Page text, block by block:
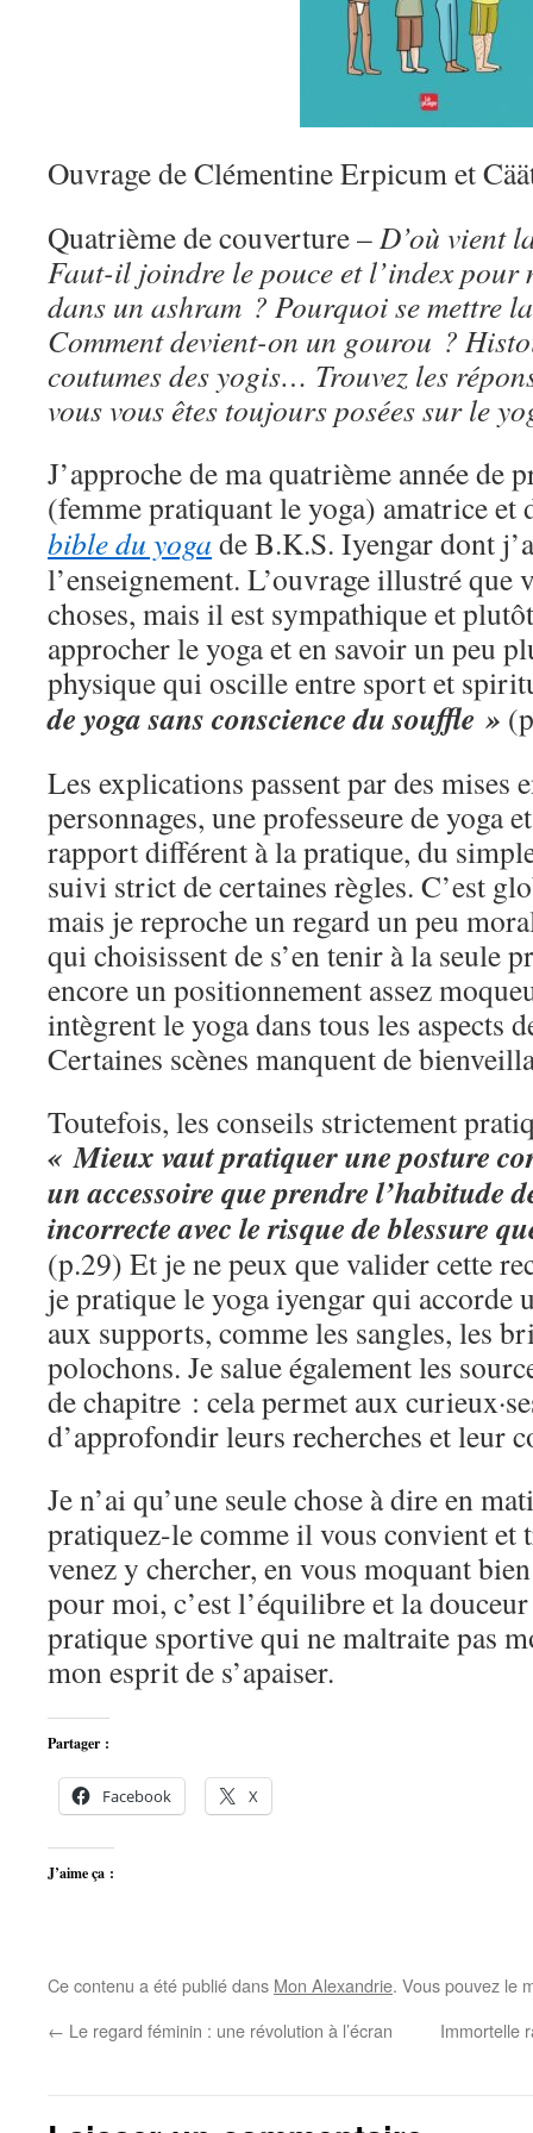
Ouvrage de Clémentine Erpicum et
Quatrième de couverture –D’où vient
Faut-il joindre le pouce et l’index
dans un ashram ? Pourquoi se mettre
Comment devient-on un gourou ?
coutumes des yogis… Trouvez les
vous vous êtes toujours posées sur le
J’approche de ma quatrième année de
(femme pratiquant le yoga) amatrice et
bible du yoga de B.K.S. Iyengar dont
l’enseignement. L’ouvrage illustré que
choses, mais il est sympathique et
approcher le yoga et en savoir un peu
physique qui oscille entre sport et
de yoga sans conscience du souffle »
Les explications passent par des mises
personnages, une professeure de yoga
rapport différent à la pratique, du
suivi strict de certaines règles. C’est
mais je reproche un regard un peu
qui choisissent de s’en tenir à la seule
encore un positionnement assez
intègrent le yoga dans tous les aspects
Certaines scènes manquent de
Toutefois, les conseils strictement
« Mieux vaut pratiquer une posture
un accessoire que prendre l’habitude
incorrecte avec le risque de blessure
(p.29) Et je ne peux que valider cette
je pratique le yoga iyengar qui accorde
aux supports, comme les sangles, les
polochons. Je salue également les
de chapitre : cela permet aux
d’approfondir leurs recherches et leur
Je n’ai qu’une seule chose à dire en
pratiquez-le comme il vous convient et
venez y chercher, en vous moquant
pour moi, c’est l’équilibre et la douceur
pratique sportive qui ne maltraite pas
mon esprit de s’apaiser.
Partager :
Facebook X
J’aime ça :
Ce contenu a été publié dans Mon Alexandrie. Vous pouvez le
← Le regard féminin : une révolution à l’écran Immortelle